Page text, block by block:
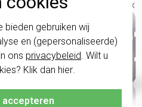
bieden gebruiken wij
en (gepersonaliseerde)
ons privacybeleid . Wilt u
Klik dan hier
accepteren
versturen naar
ontvangers van System
merken (zoals
Batterijloos, energie wordt
door bediening. Configuratie
Meer informatie »
×
Ze zijn
schakelaars
zodat je